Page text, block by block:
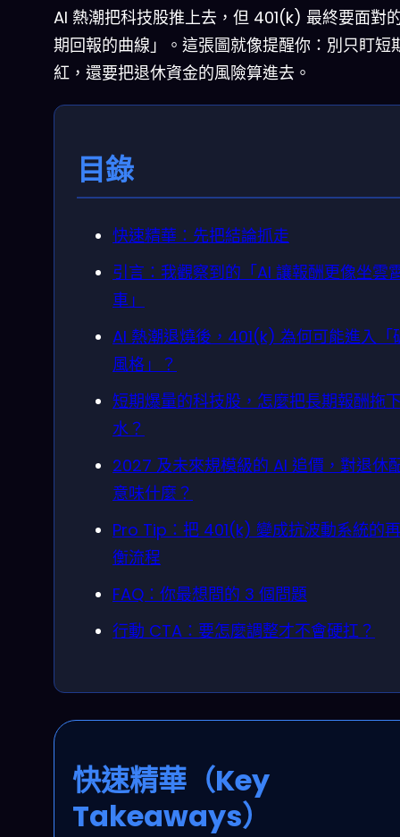
AI 熱潮把科技股推上去，但 401(k) 最終要面對
期回報的曲線」。這張圖就像提醒你：別只盯短
紅，還要把退休資金的風險算進去。
目錄
快速精華：先把結論抓走
引言：我觀察到的「AI 讓報酬更像坐雲
車」
AI 熱潮退燒後，401(k) 為何可能進入「
風格」？
短期爆量的科技股，怎麼把長期報酬拖
水？
2027 及未來規模級的 AI 追價，對退休
意味什麼？
Pro Tip：把 401(k) 變成抗波動系統的
衡流程
FAQ：你最想問的 3 個問題
行動 CTA：要怎麼調整才不會硬扛？
快速精華（Key
Takeaways）